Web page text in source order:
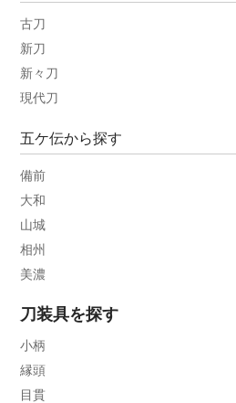
古刀
新刀
新々刀
現代刀
五ケ伝から探す
備前
大和
山城
相州
美濃
刀装具を探す
小柄
縁頭
目貫